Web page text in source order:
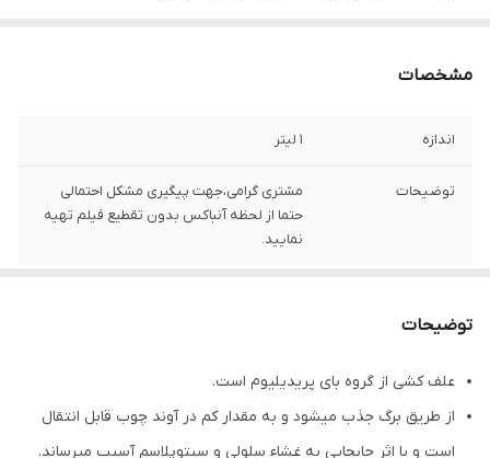
مشخصات
اندازه 1 لیتر
توضیحات
مشتری گرامی،جهت پیگیری مشکل احتمالی
حتما از لحظه آنباکس بدون تقطیع فیلم تهیه
نمایید.
توضیحات
علف کشی از گروه بای پریدیلیوم است.
از طریق برگ جذب می­شود و به مقدار کم در آوند چوب قابل انتقال
است و با اثر جابجایی به غشاء سلولی و سیتوپلاسم آسیب میرساند.